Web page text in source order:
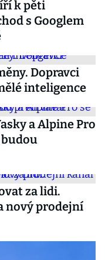
k pěti
s Googlem
Dopravci
inteligence
a Alpine Pro
budou
za lidi.
nový prodejní